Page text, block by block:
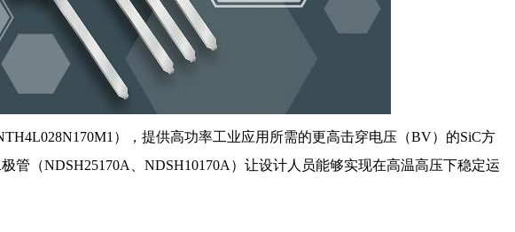
），提供高功率工业应用所需的更高击穿电压（BV）的SiC方
管（NDSH25170A、NDSH10170A）让设计人员能够实现在高温高压下稳定运